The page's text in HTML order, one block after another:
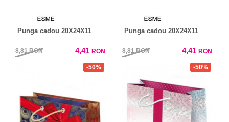
Punga cadou 20X24X11
8,81RON 4,41 RON
Punga cadou 20X24X11
8,81RON 4,41 RON
-50% -50%